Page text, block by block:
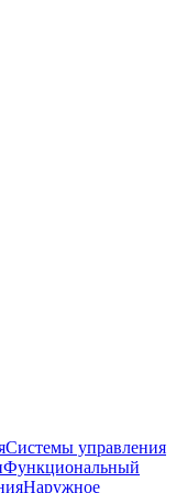
Системы управления
Функциональный
Наружное